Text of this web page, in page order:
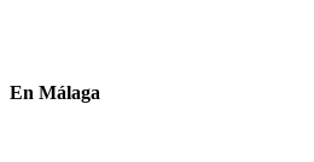
En Málaga